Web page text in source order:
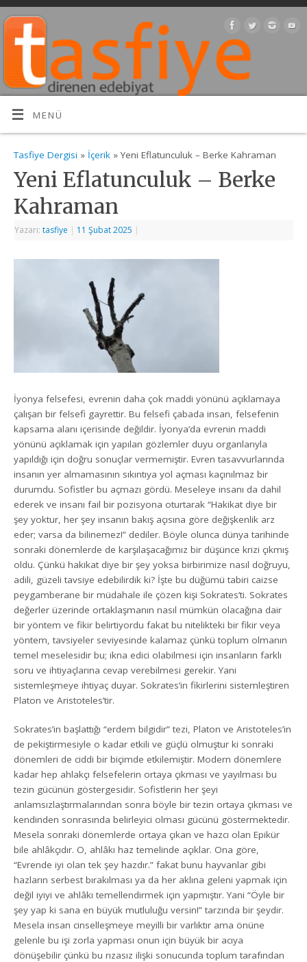
MENÜ
Tasfiye Dergisi » İçerik » Yeni Eflatunculuk – Berke Kahraman
Yeni Eflatunculuk – Berke
Kahraman
Yazarı:tasfiye | 11 Şubat 2025 |
İyonya felsefesi, evrenin daha çok maddi yönünü açıklamaya
çalışan bir felsefi gayrettir. Bu felsefi çabada insan, felsefenin
kapsama alanı içerisinde değildir. İyonya’da evrenin maddi
yönünü açıklamak için yapılan gözlemler duyu organlarıyla
yapıldığı için doğru sonuçlar vermemiştir. Evren tasavvurlarında
insanın yer almamasının sıkıntıya yol açması kaçınılmaz bir
durumdu. Sofistler bu açmazı gördü. Meseleye insanı da dahil
ederek ve insanı fail bir pozisyona oturtarak “Hakikat diye bir
şey yoktur, her şey insanın bakış açısına göre değişkenlik arz
eder; varsa da bilinemez!” dediler. Böyle olunca dünya tarihinde
sonraki dönemlerde de karşılaşacağımız bir düşünce krizi çıkmış
oldu. Çünkü hakikat diye bir şey yoksa birbirimize nasıl doğruyu,
adili, güzeli tavsiye edebilirdik ki? İşte bu düğümü tabiri caizse
peygamberane bir müdahale ile çözen kişi Sokrates’ti. Sokrates
değerler üzerinde ortaklaşmanın nasıl mümkün olacağına dair
bir yöntem ve fikir belirtiyordu fakat bu nitelikteki bir fikir veya
yöntem, tavsiyeler seviyesinde kalamaz çünkü toplum olmanın
temel meselesidir bu; ikna edici olabilmesi için insanların farklı
soru ve ihtiyaçlarına cevap verebilmesi gerekir. Yani
sistemleşmeye ihtiyaç duyar. Sokrates’in fikirlerini sistemleştiren
Platon ve Aristoteles’tir.
Sokrates’in başlattığı “erdem bilgidir” tezi, Platon ve Aristoteles’in
de pekiştirmesiyle o kadar etkili ve güçlü olmuştur ki sonraki
dönemleri de ciddi bir biçimde etkilemiştir. Modern dönemlere
kadar hep ahlakçı felsefelerin ortaya çıkması ve yayılması bu
tezin gücünün göstergesidir. Sofistlerin her şeyi
anlamsızlaştırmalarından sonra böyle bir tezin ortaya çıkması ve
kendinden sonrasında belirleyici olması gücünü göstermektedir.
Mesela sonraki dönemlerde ortaya çıkan ve hazcı olan Epikür
bile ahlâkçıdır. O, ahlâkı haz temelinde açıklar. Ona göre,
“Evrende iyi olan tek şey hazdır.” fakat bunu hayvanlar gibi
hazların serbest bırakılması ya da her aklına geleni yapmak için
değil iyiyi ve ahlâkı temellendirmek için yapmıştır. Yani “Öyle bir
şey yap ki sana en büyük mutluluğu versin!” tarzında bir şeydir.
Mesela insan cinselleşmeye meyilli bir varlıktır ama önüne
gelenle bu işi zorla yapması onun için büyük bir acıya
dönüşebilir çünkü bu rızasız ilişki sonucunda toplum tarafından